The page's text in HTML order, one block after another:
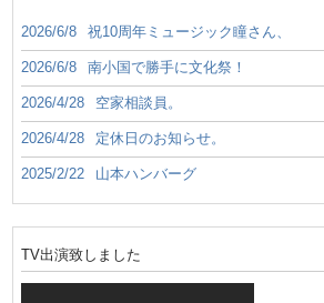
2026/6/8 祝10周年ミュージック瞳さん、
2026/6/8 南小国で勝手に文化祭！
2026/4/28 空家相談員。
2026/4/28 定休日のお知らせ。
2025/2/22 山本ハンバーグ
TV出演致しました